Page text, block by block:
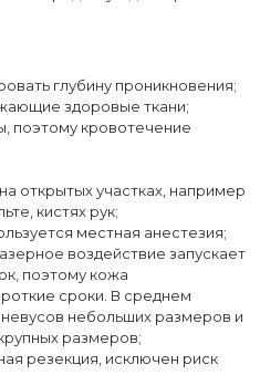
глубину проникновения;
здоровые ткани;
поэтому кровотечение
открытых участках, например
кистях рук;
местная анестезия;
воздействие запускает
поэтому кожа
сроки. В среднем
невусов небольших размеров и
размеров;
резекция, исключен риск